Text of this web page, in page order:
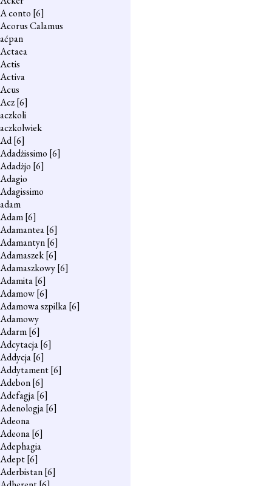
A conto [6]
Acorus Calamus
aćpan
Actaea
Actis
Activa
Acus
Acz[6]
aczkoli
aczkolwiek
Ad[6]
Adadżissimo [6]
Adadżjo [6]
Adagio
Adagissimo
adam
Adam[6]
Adamantea[6]
Adamantyn[6]
Adamaszek[6]
Adamaszkowy[6]
Adamita[6]
Adamow[6]
Adamowa szpilka[6]
Adamowy
Adarm[6]
Adcytacja[6]
Addycja[6]
Addytament[6]
Adebon[6]
Adefagja[6]
Adenologja[6]
Adeona
Adeona[6]
Adephagia
Adept[6]
Aderbistan[6]